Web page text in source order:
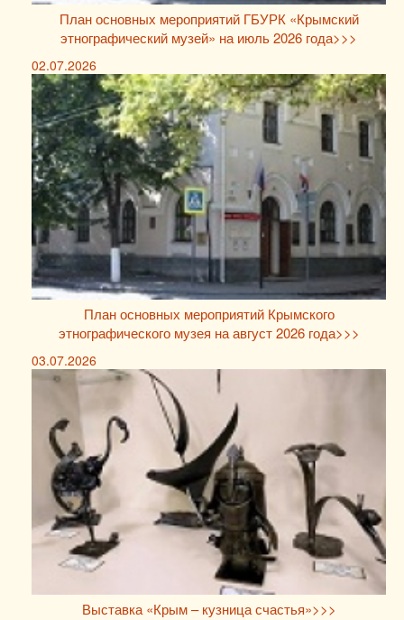
План основных мероприятий ГБУРК «Крымский
этнографический музей» на июль 2026 года>>>
02.07.2026
План основных мероприятий Крымского
этнографического музея на август 2026 года>>>
03.07.2026
Выставка «Крым – кузница счастья»>>>